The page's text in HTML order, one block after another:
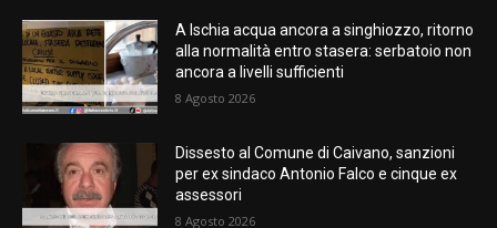
A Ischia acqua ancora a singhiozzo, ritorno
alla normalità entro stasera: serbatoio non
ancora a livelli sufficienti
8 Agosto 2026
Dissesto al Comune di Caivano, sanzioni
per ex sindaco Antonio Falco e cinque ex
assessori
8 Agosto 2026